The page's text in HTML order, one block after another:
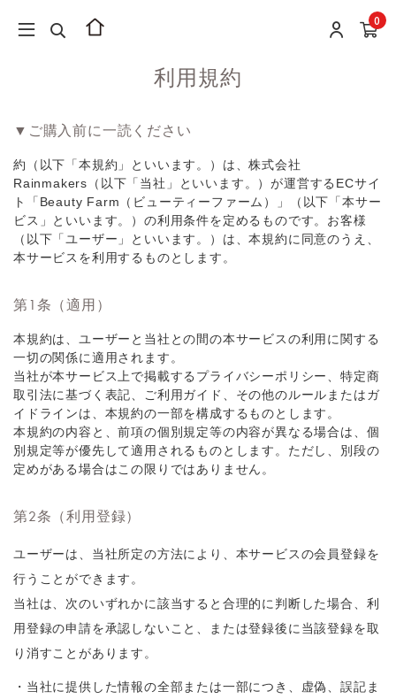
0
利用規約
▼ご購⼊前に⼀読ください
約（以下「本規約」といいます。）は、株式会社
Rainmakers（以下「当社」といいます。）が運営するECサイ
ト「Beauty Farm（ビューティーファーム）」（以下「本サー
ビス」といいます。）の利用条件を定めるものです。お客様
（以下「ユーザー」といいます。）は、本規約に同意のうえ、
本サービスを利用するものとします。
第1条（適用）
本規約は、ユーザーと当社との間の本サービスの利用に関する
一切の関係に適用されます。
当社が本サービス上で掲載するプライバシーポリシー、特定商
取引法に基づく表記、ご利用ガイド、その他のルールまたはガ
イドラインは、本規約の一部を構成するものとします。
本規約の内容と、前項の個別規定等の内容が異なる場合は、個
別規定等が優先して適用されるものとします。ただし、別段の
定めがある場合はこの限りではありません。
第2条（利用登録）
ユーザーは、当社所定の方法により、本サービスの会員登録を
行うことができます。
当社は、次のいずれかに該当すると合理的に判断した場合、利
用登録の申請を承認しないこと、または登録後に当該登録を取
り消すことがあります。
・当社に提供した情報の全部または一部につき、虚偽、誤記ま